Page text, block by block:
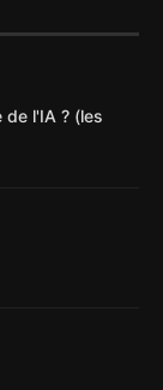
de l'IA ? (les